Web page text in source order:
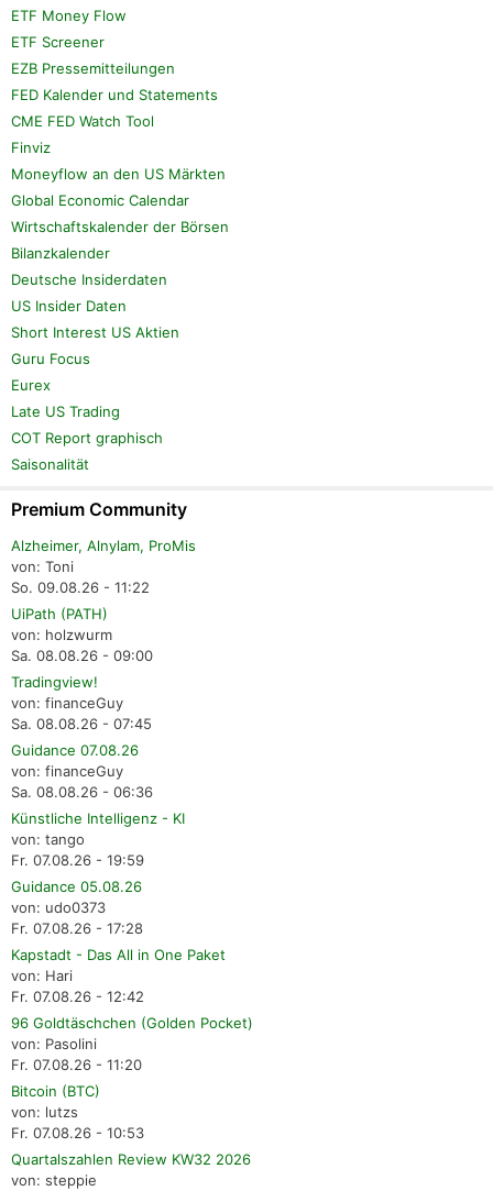
ETF Money Flow
ETF Screener
EZB Pressemitteilungen
FED Kalender und Statements
CME FED Watch Tool
Finviz
Moneyflow an den US Märkten
Global Economic Calendar
Wirtschaftskalender der Börsen
Bilanzkalender
Deutsche Insiderdaten
US Insider Daten
Short Interest US Aktien
Guru Focus
Eurex
Late US Trading
COT Report graphisch
Saisonalität
Premium Community
Alzheimer, Alnylam, ProMis
von: Toni
So. 09.08.26 - 11:22
UiPath (PATH)
von: holzwurm
Sa. 08.08.26 - 09:00
Tradingview!
von: financeGuy
Sa. 08.08.26 - 07:45
Guidance 07.08.26
von: financeGuy
Sa. 08.08.26 - 06:36
Künstliche Intelligenz - KI
von: tango
Fr. 07.08.26 - 19:59
Guidance 05.08.26
von: udo0373
Fr. 07.08.26 - 17:28
Kapstadt - Das All in One Paket
von: Hari
Fr. 07.08.26 - 12:42
96 Goldtäschchen (Golden Pocket)
von: Pasolini
Fr. 07.08.26 - 11:20
Bitcoin (BTC)
von: lutzs
Fr. 07.08.26 - 10:53
Quartalszahlen Review KW32 2026
von: steppie